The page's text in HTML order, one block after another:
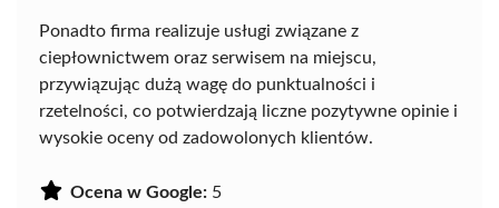
Ponadto firma realizuje usługi związane z
ciepłownictwem oraz serwisem na miejscu,
przywiązując dużą wagę do punktualności i
rzetelności, co potwierdzają liczne pozytywne opinie i
wysokie oceny od zadowolonych klientów.
Ocena w Google: 5